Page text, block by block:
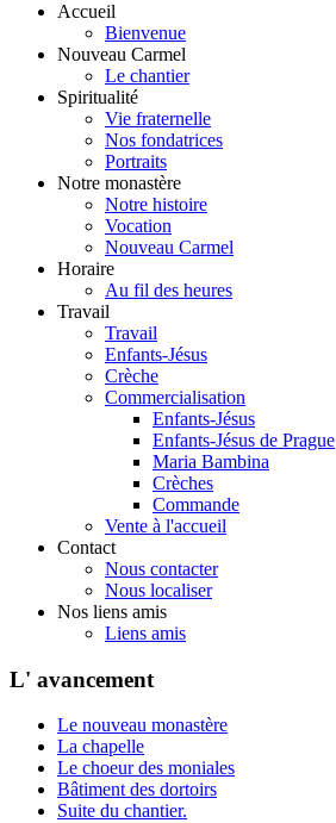
Accueil
Bienvenue
Nouveau Carmel
Le chantier
Spiritualité
Vie fraternelle
Nos fondatrices
Portraits
Notre monastère
Notre histoire
Vocation
Nouveau Carmel
Horaire
Au fil des heures
Travail
Travail
Enfants-Jésus
Crèche
Commercialisation
Enfants-Jésus
Enfants-Jésus de Prague
Maria Bambina
Crèches
Commande
Vente à l'accueil
Contact
Nous contacter
Nous localiser
Nos liens amis
Liens amis
L' avancement
Le nouveau monastère
La chapelle
Le choeur des moniales
Bâtiment des dortoirs
Suite du chantier.